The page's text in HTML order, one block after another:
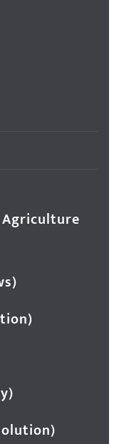
Agriculture